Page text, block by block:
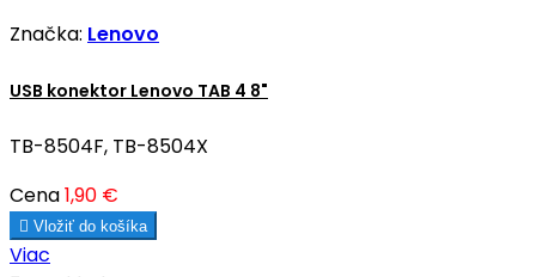
Značka: Lenovo
USB konektor Lenovo TAB 4 8"
TB-8504F, TB-8504X
Cena1,90 €
 Vložiť do košíka
Viac